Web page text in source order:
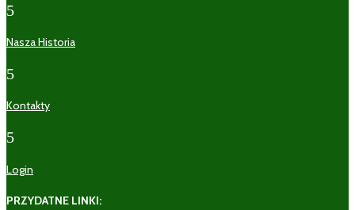
5
Nasza Historia
5
Kontakty
5
Login
PRZYDATNE LINKI: